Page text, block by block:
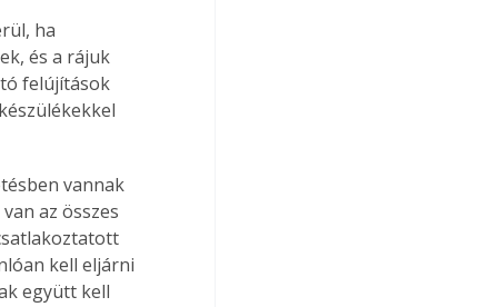
ha
és a rájuk
felújítások
vannak
az összes
kell eljárni
együtt kell